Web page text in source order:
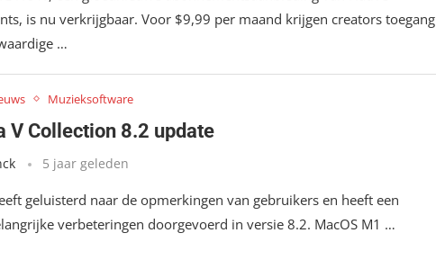
is nu verkrijgbaar. Voor $9,99 per maand krijgen creators toegang
…
Muzieksoftware
V Collection 8.2 update
5 jaar geleden
geluisterd naar de opmerkingen van gebruikers en heeft een
verbeteringen doorgevoerd in versie 8.2. MacOS M1 …